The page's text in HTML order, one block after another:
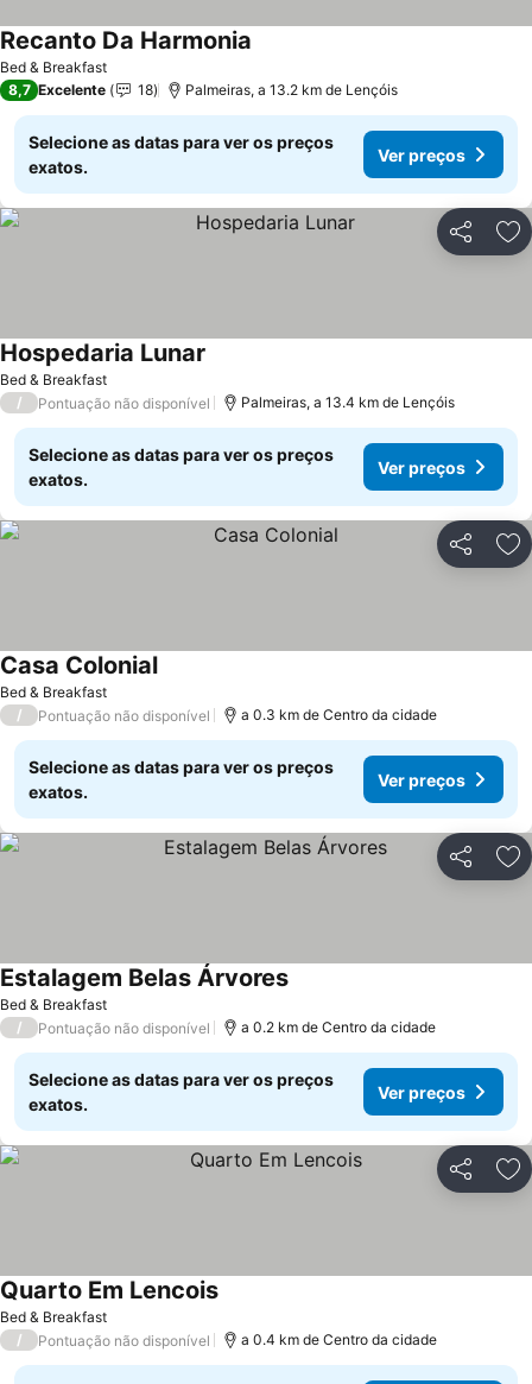
Bed & Breakfast
Recanto Da Harmonia
8,7 Excelente 18 Palmeiras, a 13.2 km de Lençóis
Selecione as datas para ver os preços
exatos.
Ver preços
Partilhar
Bed & Breakfast
Hospedaria Lunar
/ Pontuação não disponível Palmeiras, a 13.4 km de Lençóis
Selecione as datas para ver os preços
exatos.
Ver preços
Partilhar
Bed & Breakfast
Casa Colonial
/ Pontuação não disponível a 0.3 km de Centro da cidade
Selecione as datas para ver os preços
exatos.
Ver preços
Partilhar
Bed & Breakfast
Estalagem Belas Árvores
/ Pontuação não disponível a 0.2 km de Centro da cidade
Selecione as datas para ver os preços
exatos.
Ver preços
Partilhar
Bed & Breakfast
Quarto Em Lencois
/ Pontuação não disponível a 0.4 km de Centro da cidade